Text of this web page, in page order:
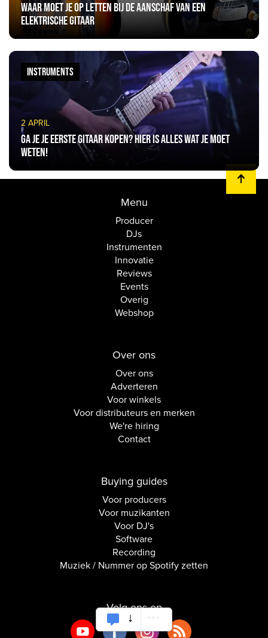
Waar moet je op letten bij de aanschaf van een
elektrische gitaar
2 APRIL
Ga je je eerste gitaar kopen? Hier is alles wat je moet
weten!
INSTRUMENTS
Menu
Producer
DJs
Instrumenten
Innovatie
Reviews
Events
Overig
Webshop
Over ons
Over ons
Adverteren
Voor winkels
Voor distributeurs en merken
We're hiring
Contact
Buying guides
Voor producers
Voor muzikanten
Voor DJ's
Software
Recording
Muziek / Nummer op Spotify zetten
Volg ons op